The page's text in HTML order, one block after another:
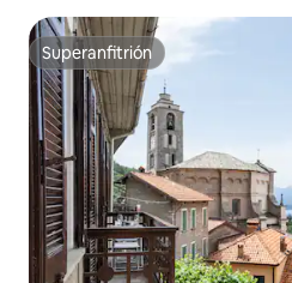
Superanfitrión
Superanfitrión